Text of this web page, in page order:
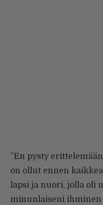
”En pysty
on ollut ennen
lapsi ja nuori, jolla oli
minunlaiseni ihminen